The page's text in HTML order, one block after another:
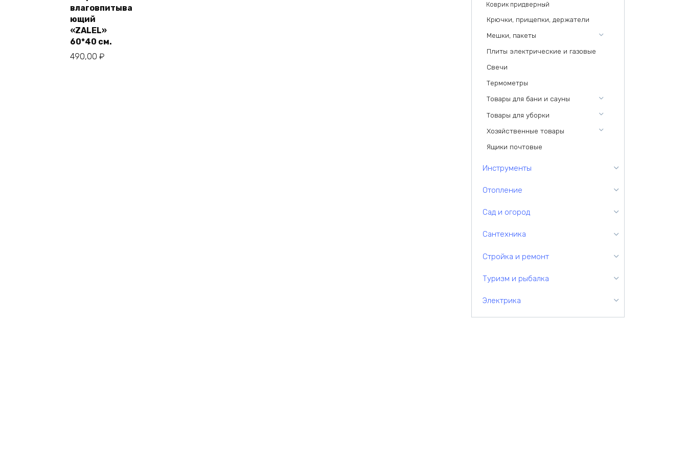
влаговпитыва
ющий
«ZALEL»
60*40 см.
490,00 ₽
Коврик придверный
Крючки, прищепки, держатели
Мешки, пакеты
Плиты электрические и газовые
Свечи
Термометры
Товары для бани и сауны
Товары для уборки
Хозяйственные товары
Ящики почтовые
Инструменты
Отопление
Сад и огород
Сантехника
Стройка и ремонт
Туризм и рыбалка
Электрика